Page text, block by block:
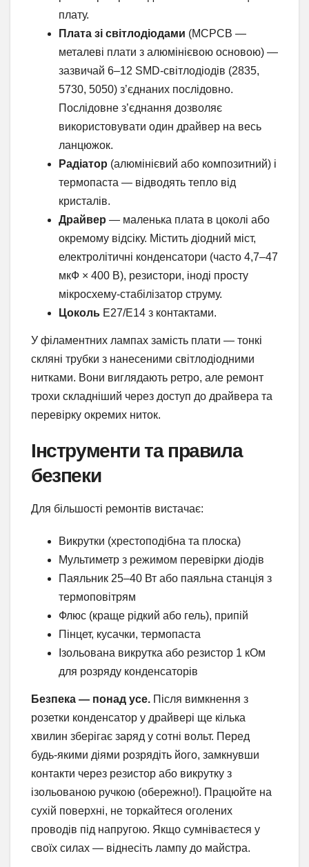
плату.
Плата зі світлодіодами (MCPCB —
металеві плати з алюмінієвою основою) —
зазвичай 6–12 SMD-світлодіодів (2835,
5730, 5050) з’єднаних послідовно.
Послідовне з’єднання дозволяє
використовувати один драйвер на весь
ланцюжок.
Радіатор (алюмінієвий або композитний) і
термопаста — відводять тепло від
кристалів.
Драйвер — маленька плата в цоколі або
окремому відсіку. Містить діодний міст,
електролітичні конденсатори (часто 4,7–47
мкФ × 400 В), резистори, іноді просту
мікросхему-стабілізатор струму.
Цоколь E27/E14 з контактами.
У філаментних лампах замість плати — тонкі
скляні трубки з нанесеними світлодіодними
нитками. Вони виглядають ретро, але ремонт
трохи складніший через доступ до драйвера та
перевірку окремих ниток.
Інструменти та правила
безпеки
Для більшості ремонтів вистачає:
Викрутки (хрестоподібна та плоска)
Мультиметр з режимом перевірки діодів
Паяльник 25–40 Вт або паяльна станція з
термоповітрям
Флюс (краще рідкий або гель), припій
Пінцет, кусачки, термопаста
Ізольована викрутка або резистор 1 кОм
для розряду конденсаторів
Безпека — понад усе. Після вимкнення з
розетки конденсатор у драйвері ще кілька
хвилин зберігає заряд у сотні вольт. Перед
будь-якими діями розрядіть його, замкнувши
контакти через резистор або викрутку з
ізольованою ручкою (обережно!). Працюйте на
сухій поверхні, не торкайтеся оголених
проводів під напругою. Якщо сумніваєтеся у
своїх силах — віднесіть лампу до майстра.